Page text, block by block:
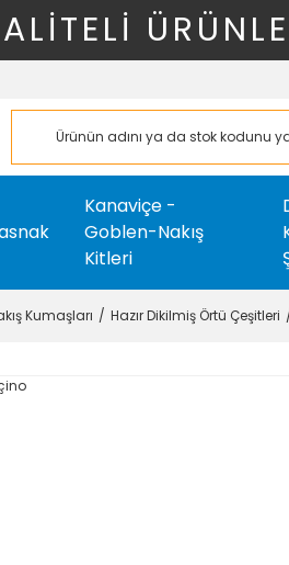
Kanaviçe -
Goblen-Nakış
Kitleri
Kumaşları Hazır Dikilmiş Örtü Çeşitleri